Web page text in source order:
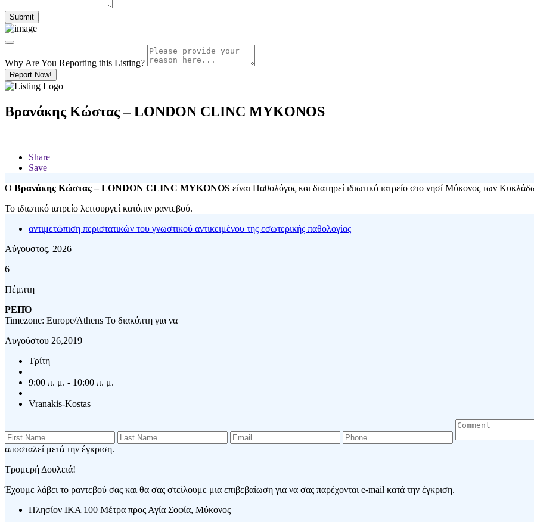
Why Are You Reporting this Listing?
Report Now!
Βρανάκης Κώστας – LONDON CLINC MYKONOS
Share
Save
Ο Βρανάκης Κώστας – LONDON CLINC MYKONOS είναι Παθολόγος και διατηρεί ιδιωτικό ιατρείο στο νησί Μύκονος των
Το ιδιωτικό ιατρείο λειτουργεί κατόπιν ραντεβού.
αντιμετώπιση περιστατικών του γνωστικού αντικειμένου της εσωτερικής παθολογίας
Αύγουστος, 2026
6
Πέμπτη
ΡΕΠΌ
Timezone: Europe/Athens Το διακόπτη για να
Αυγούστου 26,2019
Τρίτη
9:00 π. μ. - 10:00 π. μ.
Vranakis-Kostas
αποσταλεί μετά την έγκριση.
Τρομερή Δουλειά!
Έχουμε λάβει το ραντεβού σας και θα σας στείλουμε μια επιβεβαίωση για να σας παρέχονται e-mail κατά την έγκριση.
Πλησίον ΙΚΑ 100 Μέτρα προς Αγία Σοφία, Μύκονος